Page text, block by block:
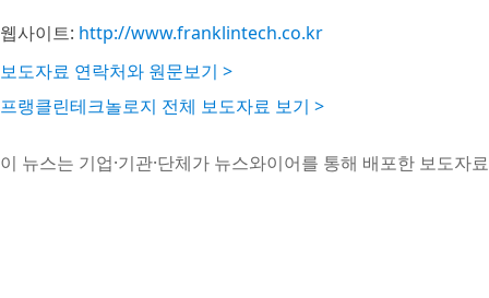
웹사이트: http://www.franklintech.co.kr
보도자료 연락처와 원문보기 >
프랭클린테크놀로지 전체 보도자료 보기 >
이 뉴스는 기업·기관·단체가 뉴스와이어를 통해 배포한 보도자